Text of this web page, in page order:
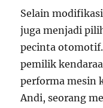
Selain
juga menjadi
pecinta
pemilik
performa mesin
Andi, seorang